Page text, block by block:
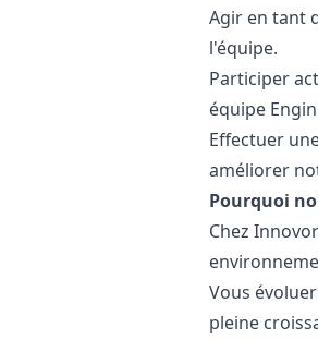
Agir en tant
l'équipe.
Participer
équipe
Effectuer
améliorer
Pourquoi
Chez
Vous
pleine